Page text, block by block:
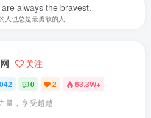
always the bravest.
人也总是最勇敢的人
关注
0 2 63.3W+
量，享受超越